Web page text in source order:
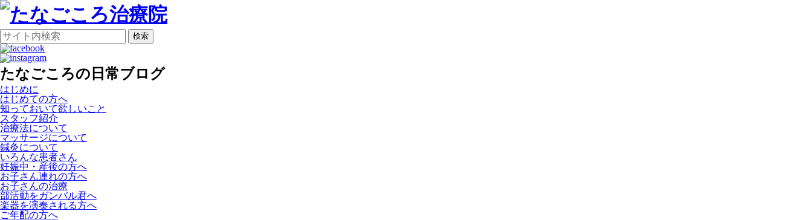
検索
たなごころの日常ブログ
はじめに
はじめての方へ
知っておいて欲しいこと
スタッフ紹介
治療法について
マッサージについて
鍼灸について
いろんな患者さん
妊娠中・産後の方へ
お子さん連れの方へ
お子さんの治療
部活動をガンバル君へ
楽器を演奏される方へ
ご年配の方へ